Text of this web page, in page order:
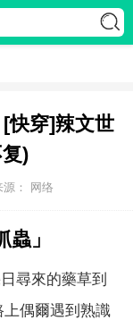
快穿]辣文世
)
源： 网络
」
尋來的藥草到
偶爾遇到熟識